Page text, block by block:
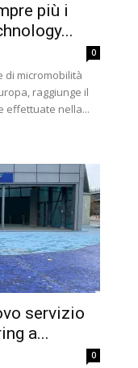
più i
0
di micromobilità
raggiunge il
effettuate nella...
servizio
a...
0